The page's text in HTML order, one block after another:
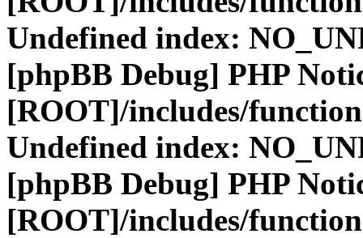
Undefined index:
[phpBB Debug] PHP
[ROOT]/includes/
Undefined index:
[phpBB Debug] PHP
[ROOT]/includes/